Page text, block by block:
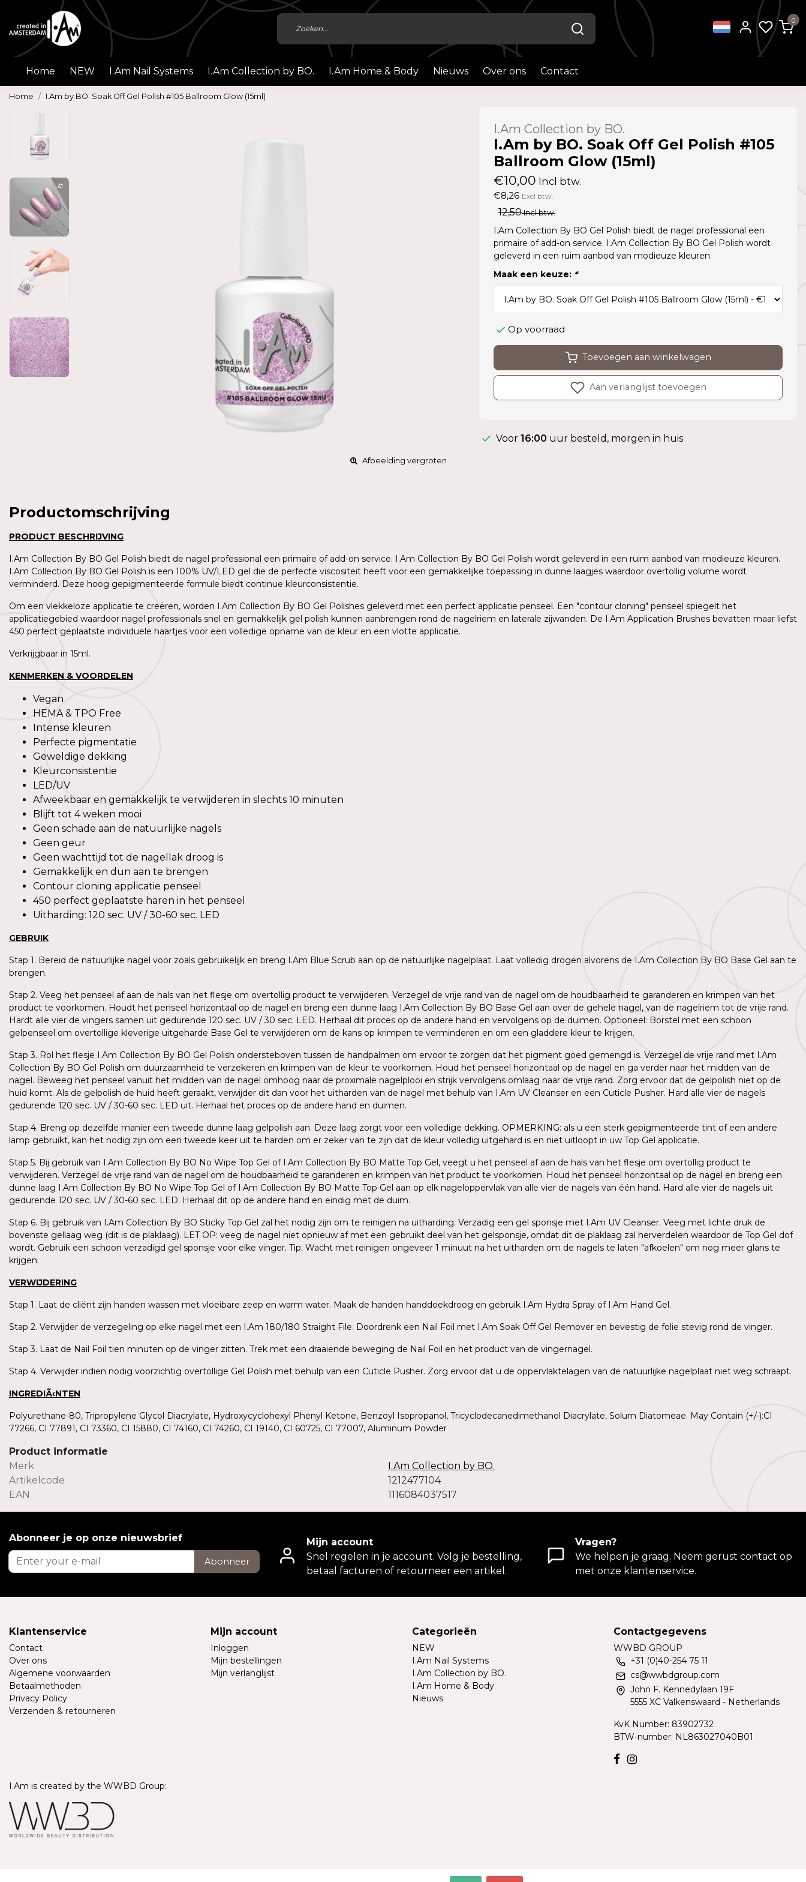
0
Home NEW I.Am Nail Systems I.Am Collection by BO. I.Am Home & Body Nieuws Over ons Contact
Home I.Am by BO. Soak Off Gel Polish #105 Ballroom Glow (15ml)
Afbeelding vergroten
I.Am Collection by BO.
I.Am by BO. Soak Off Gel Polish #105
Ballroom Glow (15ml)
€10,00 Incl btw.
€8,26 Excl btw.
12,50Incl btw.
I.Am Collection By BO Gel Polish biedt de nagel professional een
primaire of add-on service. I.Am Collection By BO Gel Polish wordt
geleverd in een ruim aanbod van modieuze kleuren.
Maak een keuze: *
Op voorraad
Toevoegen aan winkelwagen
Aan verlanglijst toevoegen
Voor 16:00 uur besteld, morgen in huis
Productomschrijving
PRODUCT BESCHRIJVING
I.Am Collection By BO Gel Polish biedt de nagel professional een primaire of add-on service. I.Am Collection By BO Gel Polish wordt geleverd in een ruim aanbod van modieuze kleuren.
I.Am Collection By BO Gel Polish is een 100% UV/LED gel die de perfecte viscositeit heeft voor een gemakkelijke toepassing in dunne laagjes waardoor overtollig volume wordt
verminderd. Deze hoog gepigmenteerde formule biedt continue kleurconsistentie.
Om een vlekkeloze applicatie te creëren, worden I.Am Collection By BO Gel Polishes geleverd met een perfect applicatie penseel. Een "contour cloning" penseel spiegelt het
applicatiegebied waardoor nagel professionals snel en gemakkelijk gel polish kunnen aanbrengen rond de nagelriem en laterale zijwanden. De I.Am Application Brushes bevatten maar liefst
450 perfect geplaatste individuele haartjes voor een volledige opname van de kleur en een vlotte applicatie.
Verkrijgbaar in 15ml.
KENMERKEN & VOORDELEN
Vegan
HEMA & TPO Free
Intense kleuren
Perfecte pigmentatie
Geweldige dekking
Kleurconsistentie
LED/UV
Afweekbaar en gemakkelijk te verwijderen in slechts 10 minuten
Blijft tot 4 weken mooi
Geen schade aan de natuurlijke nagels
Geen geur
Geen wachttijd tot de nagellak droog is
Gemakkelijk en dun aan te brengen
Contour cloning applicatie penseel
450 perfect geplaatste haren in het penseel
Uitharding: 120 sec. UV / 30-60 sec. LED
GEBRUIK
Stap 1. Bereid de natuurlijke nagel voor zoals gebruikelijk en breng I.Am Blue Scrub aan op de natuurlijke nagelplaat. Laat volledig drogen alvorens de I.Am Collection By BO Base Gel aan te
brengen.
Stap 2. Veeg het penseel af aan de hals van het flesje om overtollig product te verwijderen. Verzegel de vrije rand van de nagel om de houdbaarheid te garanderen en krimpen van het
product te voorkomen. Houdt het penseel horizontaal op de nagel en breng een dunne laag I.Am Collection By BO Base Gel aan over de gehele nagel, van de nagelriem tot de vrije rand.
Hardt alle vier de vingers samen uit gedurende 120 sec. UV / 30 sec. LED. Herhaal dit proces op de andere hand en vervolgens op de duimen. Optioneel: Borstel met een schoon
gelpenseel om overtollige kleverige uitgeharde Base Gel te verwijderen om de kans op krimpen te verminderen en om een gladdere kleur te krijgen.
Stap 3. Rol het flesje I.Am Collection By BO Gel Polish ondersteboven tussen de handpalmen om ervoor te zorgen dat het pigment goed gemengd is. Verzegel de vrije rand met I.Am
Collection By BO Gel Polish om duurzaamheid te verzekeren en krimpen van de kleur te voorkomen. Houd het penseel horizontaal op de nagel en ga verder naar het midden van de
nagel. Beweeg het penseel vanuit het midden van de nagel omhoog naar de proximale nagelplooi en strijk vervolgens omlaag naar de vrije rand. Zorg ervoor dat de gelpolish niet op de
huid komt. Als de gelpolish de huid heeft geraakt, verwijder dit dan voor het uitharden van de nagel met behulp van I.Am UV Cleanser en een Cuticle Pusher. Hard alle vier de nagels
gedurende 120 sec. UV / 30-60 sec. LED uit. Herhaal het proces op de andere hand en duimen.
Stap 4. Breng op dezelfde manier een tweede dunne laag gelpolish aan. Deze laag zorgt voor een volledige dekking. OPMERKING: als u een sterk gepigmenteerde tint of een andere
lamp gebruikt, kan het nodig zijn om een tweede keer uit te harden om er zeker van te zijn dat de kleur volledig uitgehard is en niet uitloopt in uw Top Gel applicatie.
Stap 5. Bij gebruik van I.Am Collection By BO No Wipe Top Gel of I.Am Collection By BO Matte Top Gel, veegt u het penseel af aan de hals van het flesje om overtollig product te
verwijderen. Verzegel de vrije rand van de nagel om de houdbaarheid te garanderen en krimpen van het product te voorkomen. Houd het penseel horizontaal op de nagel en breng een
dunne laag I.Am Collection By BO No Wipe Top Gel of I.Am Collection By BO Matte Top Gel aan op elk nageloppervlak van alle vier de nagels van één hand. Hard alle vier de nagels uit
gedurende 120 sec. UV / 30-60 sec. LED. Herhaal dit op de andere hand en eindig met de duim.
Stap 6. Bij gebruik van I.Am Collection By BO Sticky Top Gel zal het nodig zijn om te reinigen na uitharding. Verzadig een gel sponsje met I.Am UV Cleanser. Veeg met lichte druk de
bovenste gellaag weg (dit is de plaklaag). LET OP: veeg de nagel niet opnieuw af met een gebruikt deel van het gelsponsje, omdat dit de plaklaag zal herverdelen waardoor de Top Gel dof
wordt. Gebruik een schoon verzadigd gel sponsje voor elke vinger. Tip: Wacht met reinigen ongeveer 1 minuut na het uitharden om de nagels te laten "afkoelen" om nog meer glans te
krijgen.
VERWIJDERING
Stap 1. Laat de cliënt zijn handen wassen met vloeibare zeep en warm water. Maak de handen handdoekdroog en gebruik I.Am Hydra Spray of I.Am Hand Gel.
Stap 2. Verwijder de verzegeling op elke nagel met een I.Am 180/180 Straight File. Doordrenk een Nail Foil met I.Am Soak Off Gel Remover en bevestig de folie stevig rond de vinger.
Stap 3. Laat de Nail Foil tien minuten op de vinger zitten. Trek met een draaiende beweging de Nail Foil en het product van de vingernagel.
Stap 4. Verwijder indien nodig voorzichtig overtollige Gel Polish met behulp van een Cuticle Pusher. Zorg ervoor dat u de oppervlaktelagen van de natuurlijke nagelplaat niet weg schraapt.
INGREDIÃ‹NTEN
Polyurethane-80, Tripropylene Glycol Diacrylate, Hydroxycyclohexyl Phenyl Ketone, Benzoyl Isopropanol, Tricyclodecanedimethanol Diacrylate, Solum Diatomeae. May Contain (+/-):CI
77266, CI 77891, CI 73360, CI 15880, CI 74160, CI 74260, CI 19140, CI 60725, CI 77007, Aluminum Powder
Product informatie
Merk
I.Am Collection by BO.
Artikelcode
1212477104
EAN
1116084037517
Abonneer je op onze nieuwsbrief
Abonneer
Mijn account
Snel regelen in je account. Volg je bestelling,
betaal facturen of retourneer een artikel.
Vragen?
We helpen je graag. Neem gerust contact op
met onze klantenservice.
Klantenservice
Contact
Over ons
Algemene voorwaarden
Betaalmethoden
Privacy Policy
Verzenden & retourneren
Mijn account
Inloggen
Mijn bestellingen
Mijn verlanglijst
Categorieën
NEW
I.Am Nail Systems
I.Am Collection by BO.
I.Am Home & Body
Nieuws
Contactgegevens
WWBD GROUP
+31 (0)40-254 75 11
cs@wwbdgroup.com
John F. Kennedylaan 19F
5555 XC Valkenswaard - Netherlands
KvK Number: 83902732
BTW-number: NL863027040B01
I.Am is created by the WWBD Group: